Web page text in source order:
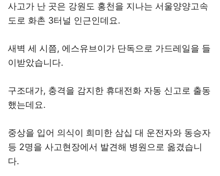
사고가 난 곳은 강원도 홍천을 지나는 서울양양고속
도로 화촌 3터널 인근인데요.
새벽 세 시쯤, 에스유브이가 단독으로 가드레일을 들
이받았습니다.
구조대가, 충격을 감지한 휴대전화 자동 신고로 출동
했는데요.
중상을 입어 의식이 희미한 삼십 대 운전자와 동승자
등 2명을 사고현장에서 발견해 병원으로 옮겼습니
다.